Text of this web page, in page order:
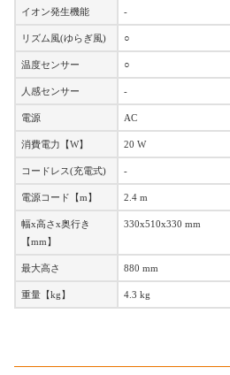
イオン発生機能 -
リズム風(ゆらぎ風) ○
温度センサー ○
人感センサー -
電源 AC
消費電力【W】 20 W
コードレス(充電式) -
電源コード【m】 2.4 m
幅x高さx奥行き
【mm】
330x510x330 mm
最大高さ 880 mm
重量【kg】 4.3 kg